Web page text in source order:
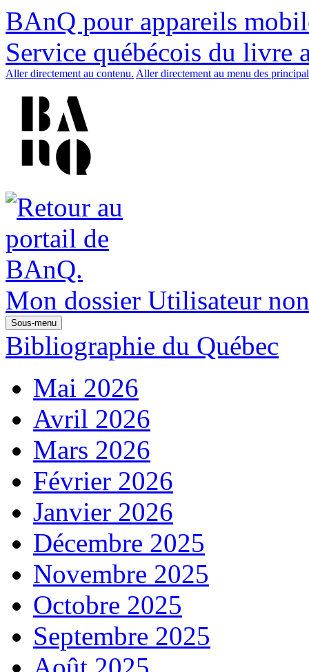
BAnQ pour appareils
Service québécois du livre
Aller directement au contenu. Aller directement au menu des
Mon dossier Utilisateur
Sous-menu
Bibliographie du Québec
Mai 2026
Avril 2026
Mars 2026
Février 2026
Janvier 2026
Décembre 2025
Novembre 2025
Octobre 2025
Septembre 2025